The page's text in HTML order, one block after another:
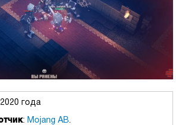
года
: Mojang AB.